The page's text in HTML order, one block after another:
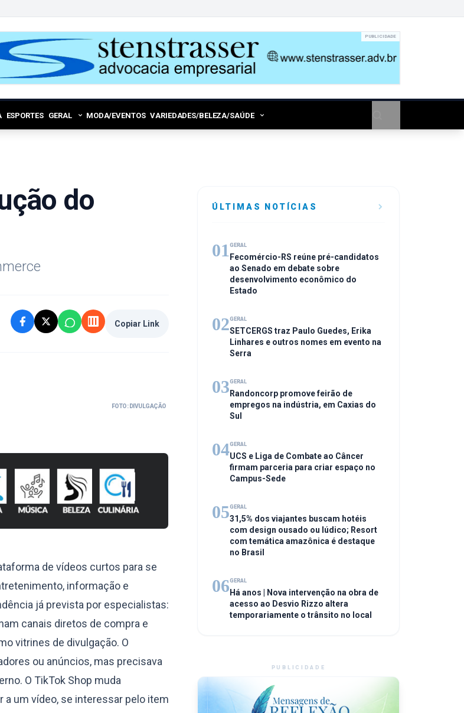
PUBLICIDADE
ESPORTES GERAL MODA/EVENTOS VARIEDADES/BELEZA/SAÚDE
do
Copiar Link
FOTO: DIVULGAÇÃO
de vídeos curtos para se
informação e
já prevista por especialistas:
canais diretos de compra e
vitrines de divulgação. O
ou anúncios, mas precisava
O TikTok Shop muda
um vídeo, se interessar pelo item
ÚLTIMAS NOTÍCIAS
01 GERAL
Fecomércio-RS reúne pré-candidatos
ao Senado em debate sobre
desenvolvimento econômico do
Estado
02GERAL
SETCERGS traz Paulo Guedes, Erika
Linhares e outros nomes em evento na
Serra
03GERAL
Randoncorp promove feirão de
empregos na indústria, em Caxias do
Sul
04GERAL
UCS e Liga de Combate ao Câncer
firmam parceria para criar espaço no
Campus-Sede
05GERAL
31,5% dos viajantes buscam hotéis
com design ousado ou lúdico; Resort
com temática amazônica é destaque
no Brasil
06GERAL
Há anos | Nova intervenção na obra de
acesso ao Desvio Rizzo altera
temporariamente o trânsito no local
PUBLICIDADE